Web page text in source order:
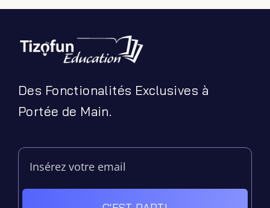
Des Fonctionalités Exclusives à
Portée de Main.